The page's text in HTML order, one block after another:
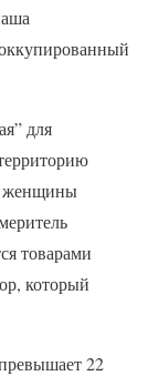
для
женщины
товарами
который
22